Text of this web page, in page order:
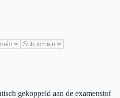
gekoppeld aan de examenstof